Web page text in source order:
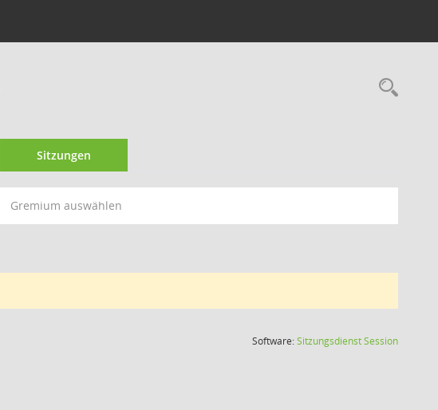
Sitzungen
Gremium auswählen
Software:SitzungsdienstSession(Wird in